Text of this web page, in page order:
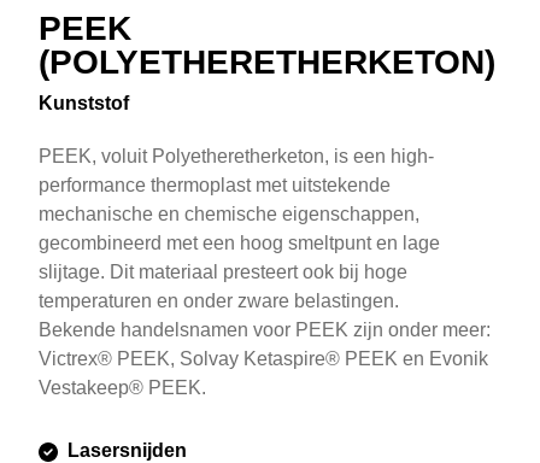
PEEK
(POLYETHERETHERKETON)
Kunststof
PEEK, voluit Polyetheretherketon, is een high-
performance thermoplast met uitstekende
mechanische en chemische eigenschappen,
gecombineerd met een hoog smeltpunt en lage
slijtage. Dit materiaal presteert ook bij hoge
temperaturen en onder zware belastingen.
Bekende handelsnamen voor PEEK zijn onder meer:
Victrex® PEEK, Solvay Ketaspire® PEEK en Evonik
Vestakeep® PEEK.
Lasersnijden